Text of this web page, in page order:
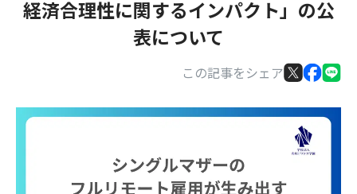
この記事をシェア
経済合理性に関するインパクト」の公
表について